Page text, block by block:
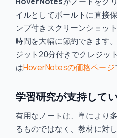
イルとしてボールトに直接
ンプ付きスクリーンショッ
時間を大幅に節約できます
ジット20分付きでクレジッ
はHoverNotesの価格ページ
学習研究が支持して
有用なノートは、単により
るものではなく、教材に対